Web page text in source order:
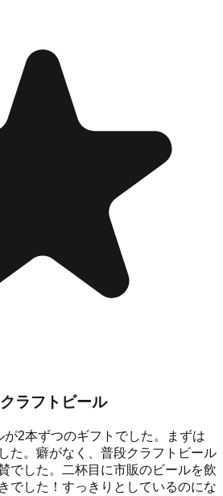
ラフトビール
2本ずつのギフトでした。まずは
た。癖がなく、普段クラフトビール
でした。二杯目に市販のビールを飲
でした！すっきりとしているのにな